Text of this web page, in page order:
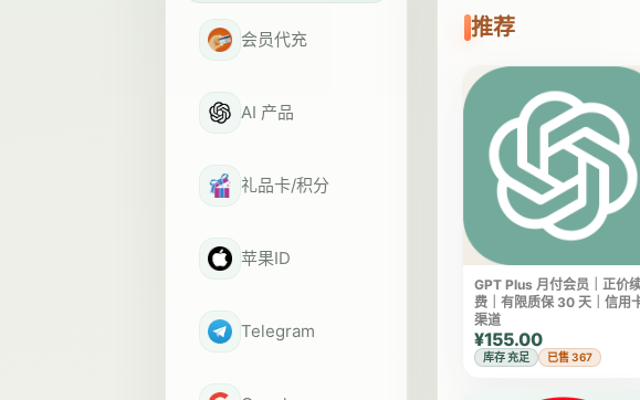
会员代充
AI 产品
礼品卡/积分
苹果ID
Telegram
推荐
GPT Plus 月付会员｜正价
费｜有限质保 30 天｜信用
渠道
¥155.00
库存 充足 已售 367